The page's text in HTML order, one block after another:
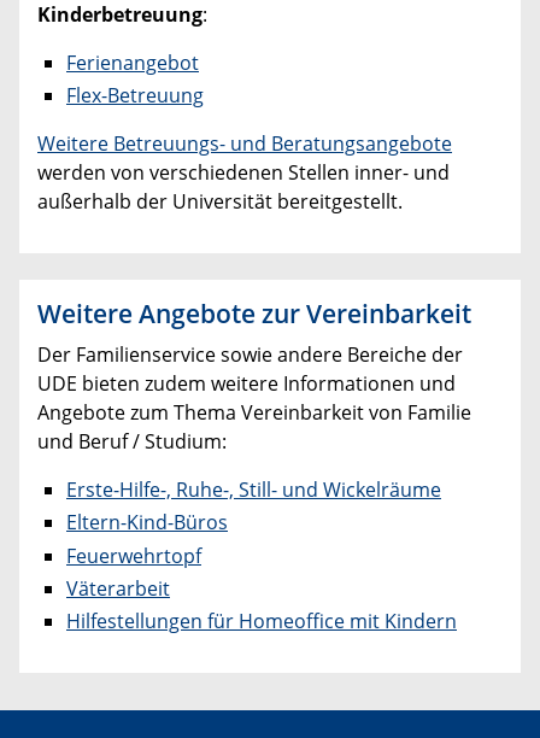
Kinderbetreuung:
Ferienangebot
Flex-Betreuung
Weitere Betreuungs- und Beratungsangebote
werden von verschiedenen Stellen inner- und
außerhalb der Universität bereitgestellt.
Weitere Angebote zur Vereinbarkeit
Der Familienservice sowie andere Bereiche der
UDE bieten zudem weitere Informationen und
Angebote zum Thema Vereinbarkeit von Familie
und Beruf / Studium:
Erste-Hilfe-, Ruhe-, Still- und Wickelräume
Eltern-Kind-Büros
Feuerwehrtopf
Väterarbeit
Hilfestellungen für Homeoffice mit Kindern